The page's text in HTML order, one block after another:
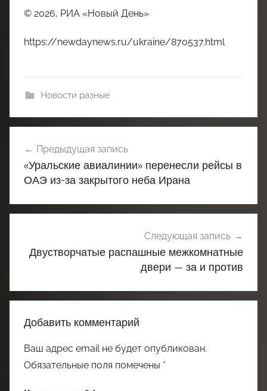
© 2026, РИА «Новый День»
https://newdaynews.ru/ukraine/870537.html
Новости разные
по
записям
Предыдущая запись
«Уральские авиалинии» перенесли рейсы в
ОАЭ из-за закрытого неба Ирана
Следующая запись
Двустворчатые распашные межкомнатные
двери — за и против
Добавить комментарий
Ваш адрес email не будет опубликован.
Обязательные поля помечены *